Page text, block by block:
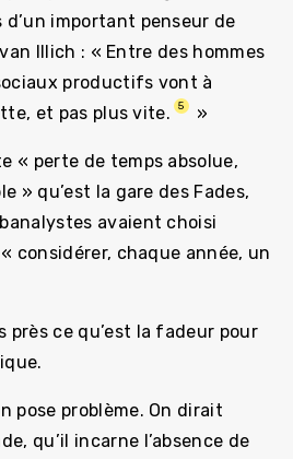
d’un important penseur de
Illich : « Entre des hommes
productifs vont à
et pas plus vite.
5 »
« perte de temps absolue,
» qu’est la gare des Fades,
avaient choisi
considérer, chaque année, un
près ce qu’est la fadeur pour
pose problème. On dirait
qu’il incarne l’absence de